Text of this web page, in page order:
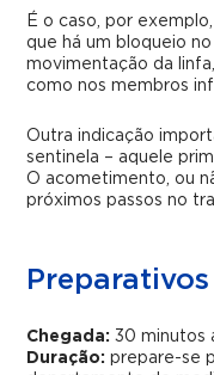
É o caso, por
que há um bloqueio
movimentação da
como nos membros
Outra indicação
sentinela – aquele
O acometimento, ou
próximos passos no
Chegada: 30 minutos
Duração: prepare-se